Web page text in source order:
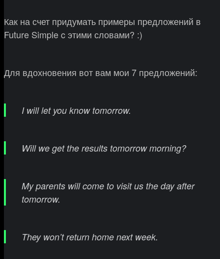
Как на счет придумать примеры предложений в
Future Simple c этими словами? :)
Для вдохновения вот вам мои 7 предложений:
I will let you know tomorrow.
Will we get the results tomorrow morning?
My parents will come to visit us the day after
tomorrow.
They won’t return home next week.